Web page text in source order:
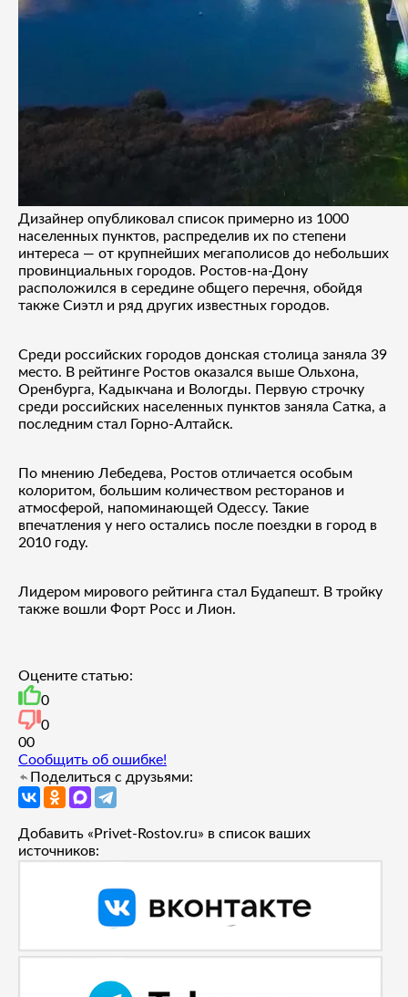
Дизайнер опубликовал список примерно из 1000
населенных пунктов, распределив их по степени
интереса — от крупнейших мегаполисов до небольших
провинциальных городов. Ростов-на-Дону
расположился в середине общего перечня, обойдя
также Сиэтл и ряд других известных городов.
Среди российских городов донская столица заняла 39
место. В рейтинге Ростов оказался выше Ольхона,
Оренбурга, Кадыкчана и Вологды. Первую строчку
среди российских населенных пунктов заняла Сатка, а
последним стал Горно-Алтайск.
По мнению Лебедева, Ростов отличается особым
колоритом, большим количеством ресторанов и
атмосферой, напоминающей Одессу. Такие
впечатления у него остались после поездки в город в
2010 году.
Лидером мирового рейтинга стал Будапешт. В тройку
также вошли Форт Росс и Лион.
Оцените статью:
0
0
00
Сообщить об ошибке!
Поделиться с друзьями:
Добавить «Privet-Rostov.ru» в список ваших
источников: